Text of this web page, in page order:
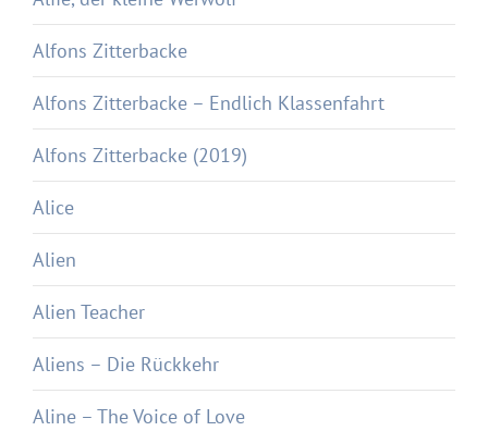
Alfons Zitterbacke
Alfons Zitterbacke – Endlich Klassenfahrt
Alfons Zitterbacke (2019)
Alice
Alien
Alien Teacher
Aliens – Die Rückkehr
Aline – The Voice of Love